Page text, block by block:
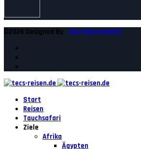
©2026 Designed By Der Improvisator
Start
Reisen
Tauchsafari
Ziele
Afrika
Ägypten